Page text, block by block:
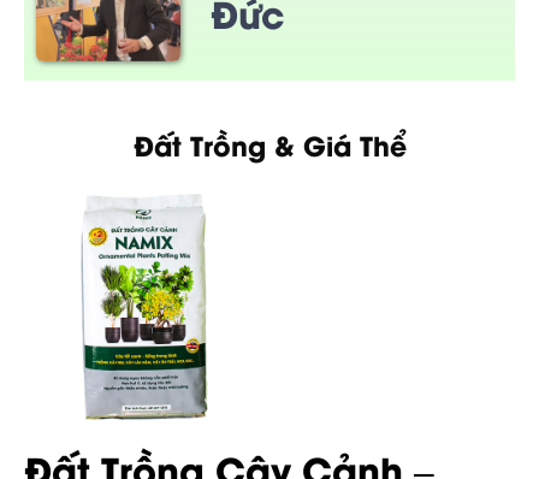
Đức
Đất Trồng & Giá Thể
Đất Trồng Cây Cảnh –